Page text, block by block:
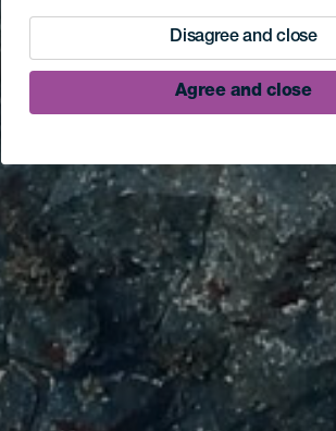
Disagree and close
Agree and close